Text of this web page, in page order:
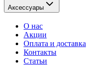
Аксессуары
О нас
Акции
Оплата и доставка
Контакты
Статьи